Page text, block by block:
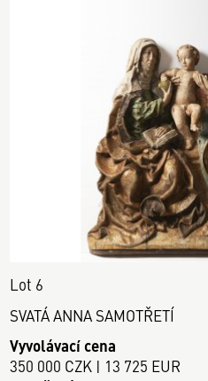
Lot 6
SVATÁ ANNA SAMOTŘETÍ
Vyvolávací cena
350 000 CZK | 13 725 EUR